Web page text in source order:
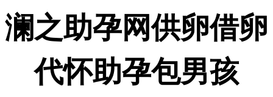
澜之助孕网供卵借卵
代怀助孕包男孩